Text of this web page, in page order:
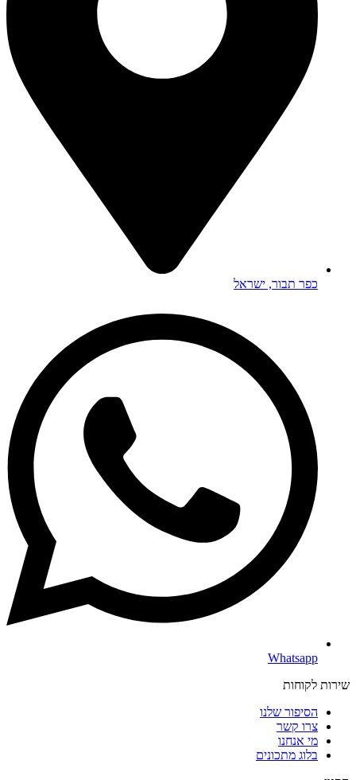
כפר תבור, ישראל
Whatsapp
שירות לקוחות
הסיפור שלנו
צרו קשר
מי אנחנו
בלוג מתכונים